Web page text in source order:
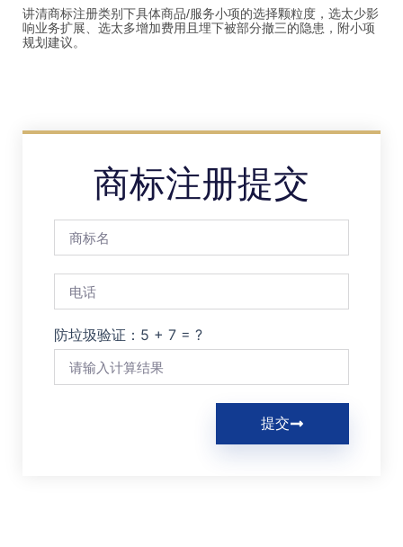
讲清商标注册类别下具体商品/服务小项的选择颗粒度，选太少影
响业务扩展、选太多增加费用且埋下被部分撤三的隐患，附小项
规划建议。
商标注册提交
防垃圾验证：5 + 7 = ?
提交